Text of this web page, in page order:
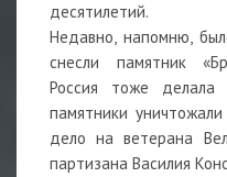
десятилетий.
Недавно, напомню,
снесли памятник
Россия тоже делала
памятники
дело на ветерана
партизана Василия